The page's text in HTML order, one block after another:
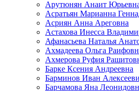
Арутюнян Анаит
Асратьян Марианна
Асриян Анна Ареговна
Астахова Инесса
Афанасьева Наталья
Ахмадеева Ольга
Ахмерова Руфия
Барке Ксения Андреевна
Барминов Иван
Барчамова Яна